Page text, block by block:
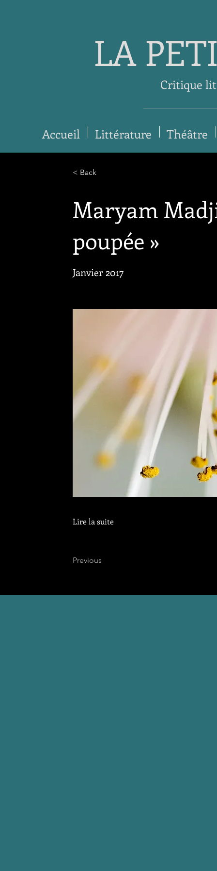
LA
Critique
Accueil Littérature Théâtre
< Back
Maryam
poupée »
Janvier 2017
Lire la suite
Previous